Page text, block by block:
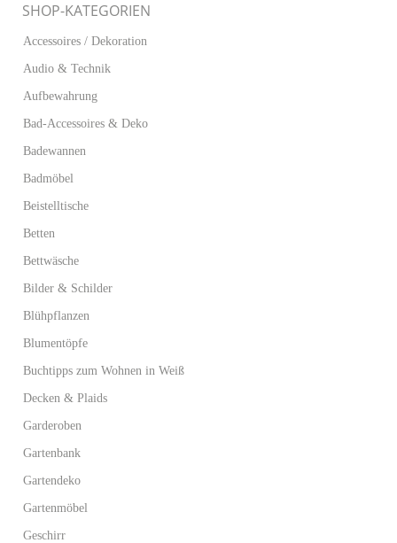
SHOP-KATEGORIEN
Accessoires / Dekoration
Audio & Technik
Aufbewahrung
Bad-Accessoires & Deko
Badewannen
Badmöbel
Beistelltische
Betten
Bettwäsche
Bilder & Schilder
Blühpflanzen
Blumentöpfe
Buchtipps zum Wohnen in Weiß
Decken & Plaids
Garderoben
Gartenbank
Gartendeko
Gartenmöbel
Geschirr